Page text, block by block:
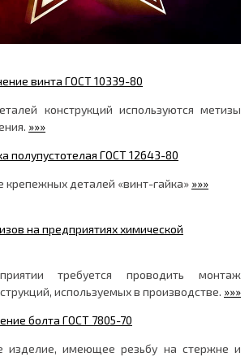
винта ГОСТ 10339-80
конструкций используются метизы
»»»
полупустотелая ГОСТ 12643-80
крепежных деталей «винт-гайка» »»»
на предприятиях химической
требуется проводить монтаж
используемых в производстве. »»»
болта ГОСТ 7805-70
изделие, имеющее резьбу на стержне и